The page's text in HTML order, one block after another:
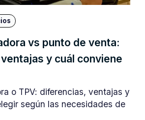
vs punto de venta:
y cuál conviene
o TPV: diferencias, ventajas y
según las necesidades de